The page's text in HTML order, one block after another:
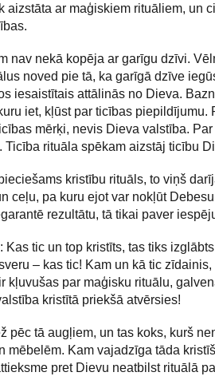
aizstāta ar maģiskiem rituāliem, un
nav nekā kopēja ar garīgu dzīvi.
noved pie tā, ka garīgā dzīve
iesaistītais attālinās no Dieva.
iet, kļūst par ticības piepildījumu.
mērķi, nevis Dieva valstība.
rituāla spēkam aizstāj ticību
kristību rituāls, to viņš
ceļu, pa kuru ejot var nokļūt
rezultātu, tā tikai paver
Kas tic un top kristīts, tas tiks
– kas tic! Kam un kā tic zīdainis,
kļuvušas par maģisku rituālu,
kristītā priekšā atvērsies!
pēc tā augļiem, un tas koks, kurš
mēbelēm. Kam vajadzīga tāda
pret Dievu neatbilst rituālā